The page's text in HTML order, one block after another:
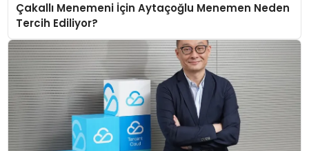
Çakallı Menemeni İçin Aytaçoğlu Menemen Neden
Tercih Ediliyor?